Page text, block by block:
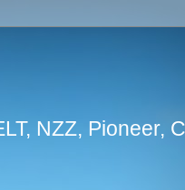
NZZ, Pioneer,